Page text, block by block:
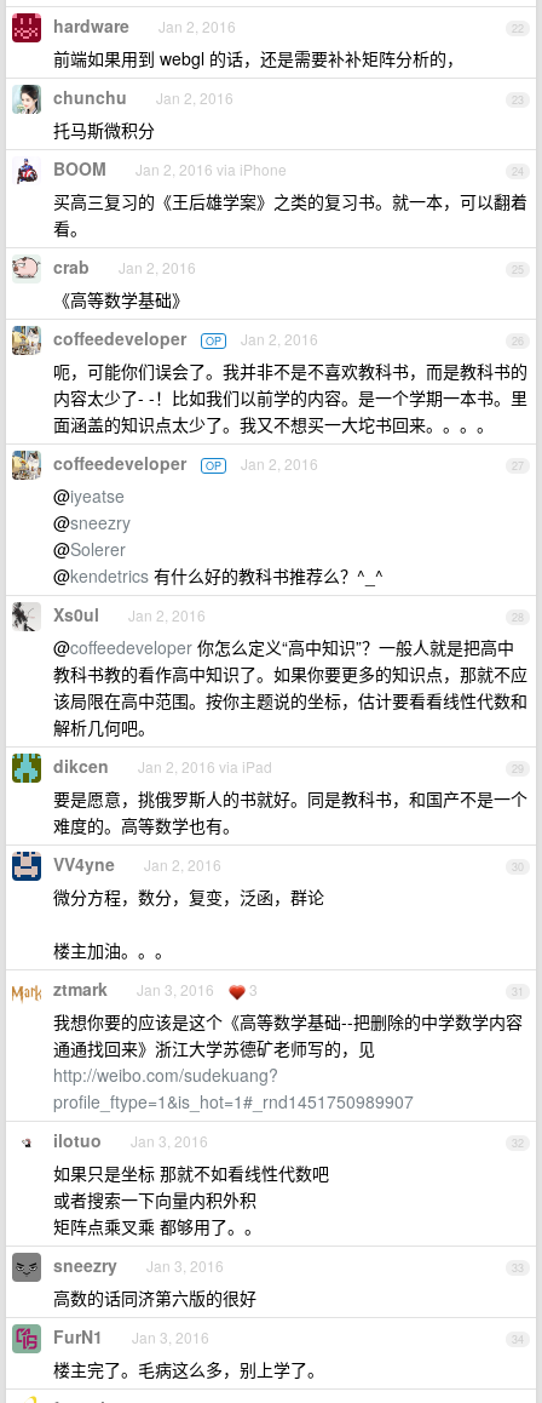
22
hardware Jan 2, 2016
前端如果用到 webgl 的话，还是需要补补矩阵分析的，
23
chunchu Jan 2, 2016
托马斯微积分
24
BOOM Jan 2, 2016 via iPhone
买高三复习的《王后雄学案》之类的复习书。就一本，可以翻着
看。
25
crab Jan 2, 2016
《高等数学基础》
26
coffeedeveloper OP Jan 2, 2016
呃，可能你们误会了。我并非不是不喜欢教科书，而是教科书的
内容太少了- -！比如我们以前学的内容。是一个学期一本书。里
面涵盖的知识点太少了。我又不想买一大坨书回来。。。。
27
coffeedeveloper OP Jan 2, 2016
@iyeatse
@sneezry
@Solerer
@kendetrics 有什么好的教科书推荐么？^_^
28
Xs0ul Jan 2, 2016
@coffeedeveloper 你怎么定义“高中知识”？一般人就是把高中
教科书教的看作高中知识了。如果你要更多的知识点，那就不应
该局限在高中范围。按你主题说的坐标，估计要看看线性代数和
解析几何吧。
29
dikcen Jan 2, 2016 via iPad
要是愿意，挑俄罗斯人的书就好。同是教科书，和国产不是一个
难度的。高等数学也有。
30
VV4yne Jan 2, 2016
微分方程，数分，复变，泛函，群论
楼主加油。。。
31
ztmark Jan 3, 2016 3
我想你要的应该是这个《高等数学基础--把删除的中学数学内容
通通找回来》浙江大学苏德矿老师写的，见
http://weibo.com/sudekuang?
profile_ftype=1&is_hot=1#_rnd1451750989907
32
ilotuo Jan 3, 2016
如果只是坐标 那就不如看线性代数吧
或者搜索一下向量内积外积
矩阵点乘叉乘 都够用了。。
33
sneezry Jan 3, 2016
高数的话同济第六版的很好
34
FurN1 Jan 3, 2016
楼主完了。毛病这么多，别上学了。